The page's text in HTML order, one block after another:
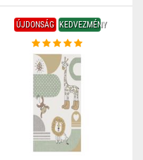
ÚJDONSÁG KEDVEZMÉNY